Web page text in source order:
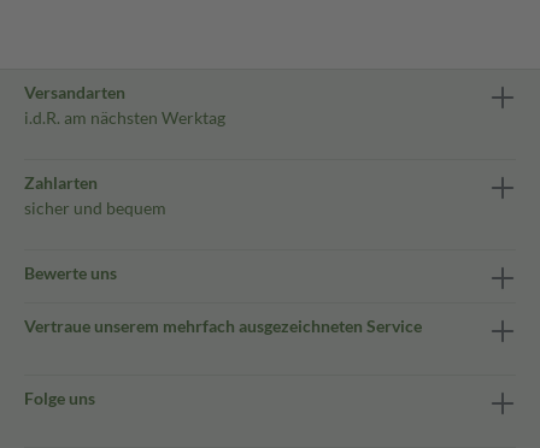
Versandarten
i.d.R. am nächsten Werktag
Zahlarten
sicher und bequem
Bewerte uns
Vertraue unserem mehrfach ausgezeichneten Service
Folge uns